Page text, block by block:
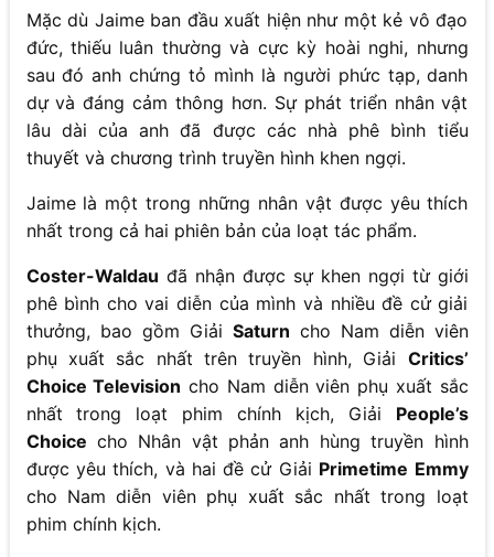
Mặc dù Jaime ban đầu xuất hiện như một kẻ vô đạo
đức, thiếu luân thường và cực kỳ hoài nghi, nhưng
sau đó anh chứng tỏ mình là người phức tạp, danh
dự và đáng cảm thông hơn. Sự phát triển nhân vật
lâu dài của anh đã được các nhà phê bình tiểu
thuyết và chương trình truyền hình khen ngợi.
Jaime là một trong những nhân vật được yêu thích
nhất trong cả hai phiên bản của loạt tác phẩm.
Coster-Waldau đã nhận được sự khen ngợi từ giới
phê bình cho vai diễn của mình và nhiều đề cử giải
thưởng, bao gồm Giải Saturn cho Nam diễn viên
phụ xuất sắc nhất trên truyền hình, Giải Critics’
Choice Television cho Nam diễn viên phụ xuất sắc
nhất trong loạt phim chính kịch, Giải People’s
Choice cho Nhân vật phản anh hùng truyền hình
được yêu thích, và hai đề cử Giải Primetime Emmy
cho Nam diễn viên phụ xuất sắc nhất trong loạt
phim chính kịch.